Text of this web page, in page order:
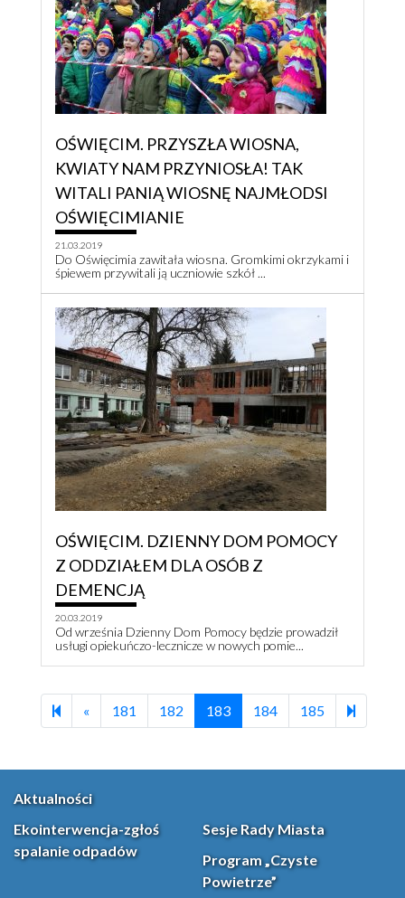
OŚWIĘCIM. PRZYSZŁA WIOSNA,
KWIATY NAM PRZYNIOSŁA! TAK
WITALI PANIĄ WIOSNĘ NAJMŁODSI
OŚWIĘCIMIANIE
21.03.2019
Do Oświęcimia zawitała wiosna. Gromkimi okrzykami i
śpiewem przywitali ją uczniowie szkół ...
OŚWIĘCIM. DZIENNY DOM POMOCY
Z ODDZIAŁEM DLA OSÓB Z
DEMENCJĄ
20.03.2019
Od września Dzienny Dom Pomocy będzie prowadził
usługi opiekuńczo-lecznicze w nowych pomie...
« Previous page
181 182 183 184 185 205
Aktualności
Ekointerwencja-zgłoś
spalanie odpadów
Sesje Rady Miasta
Program „Czyste
Powietrze”